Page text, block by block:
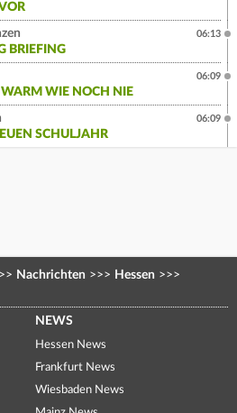
BRIEFING
06:13
WIE NOCH NIE
06:09
SCHULJAHR
06:09
Nachrichten >>> Hessen >>>
NEWS
Hessen News
Frankfurt News
Wiesbaden News